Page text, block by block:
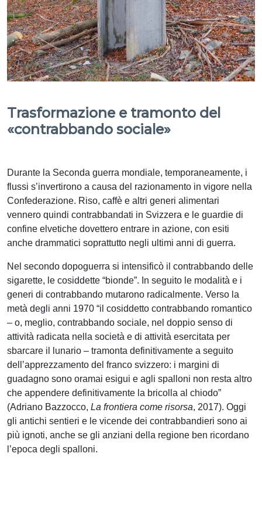
Trasformazione e tramonto del
«contrabbando sociale»
Durante la Seconda guerra mondiale, temporaneamente, i
flussi s’invertirono a causa del razionamento in vigore nella
Confederazione. Riso, caffè e altri generi alimentari
vennero quindi contrabbandati in Svizzera e le guardie di
confine elvetiche dovettero entrare in azione, con esiti
anche drammatici soprattutto negli ultimi anni di guerra.
Nel secondo dopoguerra si intensificò il contrabbando delle
sigarette, le cosiddette “bionde”. In seguito le modalità e i
generi di contrabbando mutarono radicalmente. Verso la
metà degli anni 1970 “il cosiddetto contrabbando romantico
– o, meglio, contrabbando sociale, nel doppio senso di
attività radicata nella società e di attività esercitata per
sbarcare il lunario – tramonta definitivamente a seguito
dell’apprezzamento del franco svizzero: i margini di
guadagno sono oramai esigui e agli spalloni non resta altro
che appendere definitivamente la bricolla al chiodo”
(Adriano Bazzocco, La frontiera come risorsa, 2017). Oggi
gli antichi sentieri e le vicende dei contrabbandieri sono ai
più ignoti, anche se gli anziani della regione ben ricordano
l’epoca degli spalloni.